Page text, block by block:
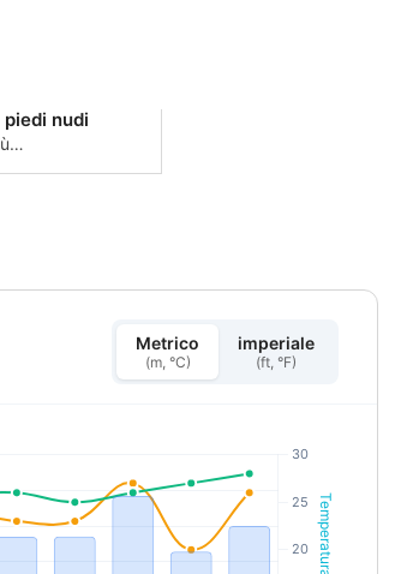
piedi nudi
Metrico
(m, °C)
imperiale
(ft, °F)